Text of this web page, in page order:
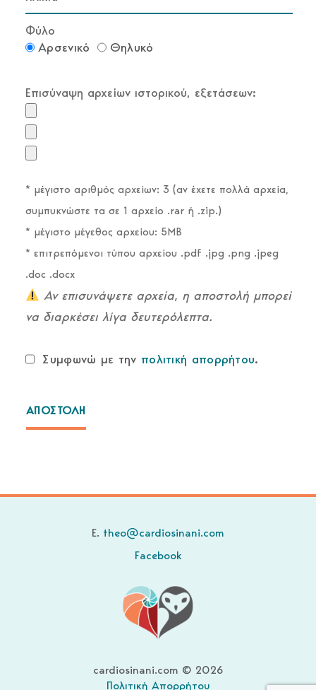
Φύλο
Αρσενικό
Θηλυκό
Επισύναψη αρχείων ιστορικού, εξετάσεων:
* μέγιστο αριθμός αρχείων: 3 (αν έχετε πολλά αρχεία,
συμπυκνώστε τα σε 1 αρχείο .rar ή .zip.)
* μέγιστο μέγεθος αρχείου: 5MB
* επιτρεπόμενοι τύπου αρχείου .pdf .jpg .png .jpeg
.doc .docx
Αν επισυνάψετε αρχεία, η αποστολή μπορεί
να διαρκέσει λίγα δευτερόλεπτα.
Συμφωνώ με την πολιτική απορρήτου.
ΑΠΟΣΤΟΛΗ
E. theo@cardiosinani.com
Facebook
cardiosinani.com © 2026
Πολιτική Απορρήτου